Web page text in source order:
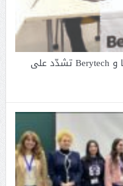
مذكرة تفاهم بين وزارة التكنولوجيا و Berytech تشدّد على